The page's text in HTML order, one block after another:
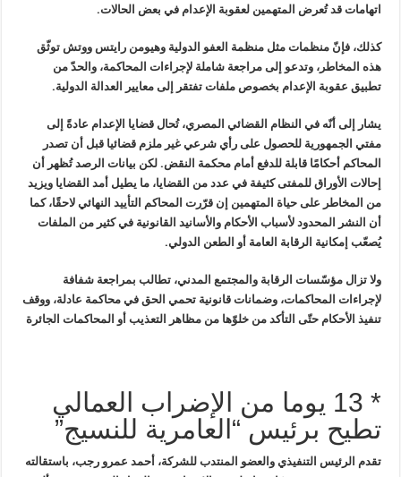
اتهامات قد تُعرض المتهمين لعقوبة الإعدام في بعض الحالات.
كذلك، فإنّ منظمات مثل منظمة العفو الدولية وهيومن رايتس ووتش توثّق
هذه المخاطر، وتدعو إلى مراجعة شاملة لإجراءات المحاكمة، والحدّ من
تطبيق عقوبة الإعدام بخصوص ملفات تفتقر إلى معايير العدالة الدولية.
يشار إلى أنّه في النظام القضائي المصري، تُحال قضايا الإعدام عادةً إلى
مفتي الجمهورية للحصول على رأي شرعي غير ملزم قضائيا قبل أن تصدر
المحاكم أحكامًا قابلة للدفع أمام محكمة النقض. لكن بيانات الرصد تُظهر أن
إحالات الأوراق للمفتى كثيفة في عدد من القضايا، ما يطيل أمد القضايا ويزيد
من المخاطر على حياة المتهمين إن قرّرت المحاكم التأييد النهائي لاحقًا، كما
أن النشر المحدود لأسباب الأحكام والأسانيد القانونية في كثير من الملفات
يُصعّب إمكانية الرقابة العامة أو الطعن الدولي.
ولا تزال مؤسّسات الرقابة والمجتمع المدني، تطالب بمراجعة شفافة
لإجراءات المحاكمات، وضمانات قانونية تحمي الحق في محاكمة عادلة، ووقف
تنفيذ الأحكام حتّى التأكد من خلوّها من مظاهر التعذيب أو المحاكمات الجائرة
* 13 يوما من الإضراب العمالي
تطيح برئيس “العامرية للنسيج”
تقدم الرئيس التنفيذي والعضو المنتدب للشركة، أحمد عمرو رجب، باستقالته